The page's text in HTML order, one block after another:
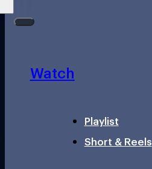
Watch
Playlist
Short & Reels